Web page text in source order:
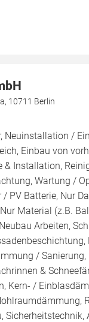
10711 Berlin
Neuinstallation /
Einbau von
& Installation,
Wartung /
PV Batterie, Nur
Material (z.B.
Arbeiten,
/
&
Kern- /
Sicherheitstechnik,